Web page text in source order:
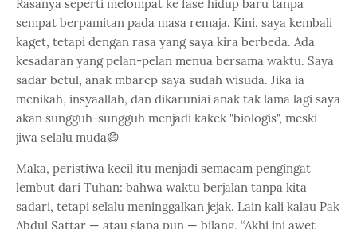
Rasanya seperti melompat ke fase hidup baru tanpa
sempat berpamitan pada masa remaja. Kini, saya kembali
kaget, tetapi dengan rasa yang saya kira berbeda. Ada
kesadaran yang pelan-pelan menua bersama waktu. Saya
sadar betul, anak mbarep saya sudah wisuda. Jika ia
menikah, insyaallah, dan dikaruniai anak tak lama lagi saya
akan sungguh-sungguh menjadi kakek "biologis", meski
jiwa selalu muda😄
Maka, peristiwa kecil itu menjadi semacam pengingat
lembut dari Tuhan: bahwa waktu berjalan tanpa kita
sadari, tetapi selalu meninggalkan jejak. Lain kali kalau Pak
Abdul Sattar — atau siapa pun — bilang, “Akhi ini awet